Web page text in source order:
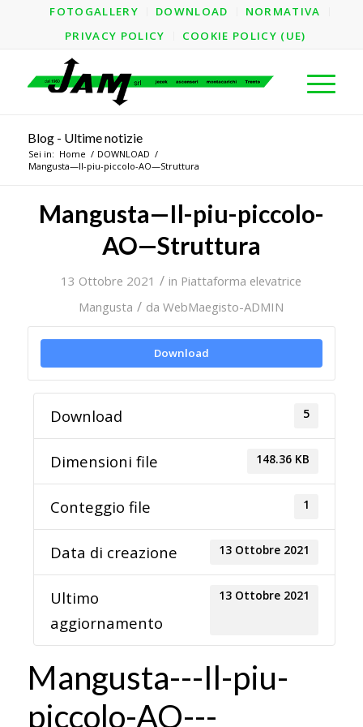
FOTOGALLERY DOWNLOAD
NORMATIVA
PRIVACY POLICY
COOKIE POLICY (UE)
Blog - Ultime notizie
Sei in: Home / DOWNLOAD /
Mangusta—Il-piu-piccolo-AO—Struttura
Mangusta—Il-piu-piccolo-
AO—Struttura
13 Ottobre 2021 / in Piattaforma elevatrice
Mangusta / daWebMaegisto-ADMIN
Download
Download 5
Dimensioni file 148.36 KB
Conteggio file 1
Data di creazione 13 Ottobre 2021
Ultimo
aggiornamento
13 Ottobre 2021
Mangusta---Il-piu-
piccolo-AO---